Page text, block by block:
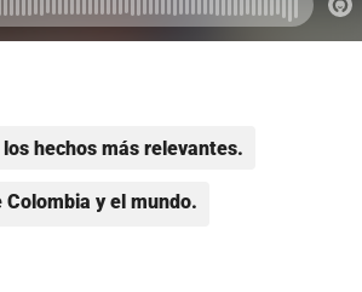
hechos más relevantes.
y el mundo.